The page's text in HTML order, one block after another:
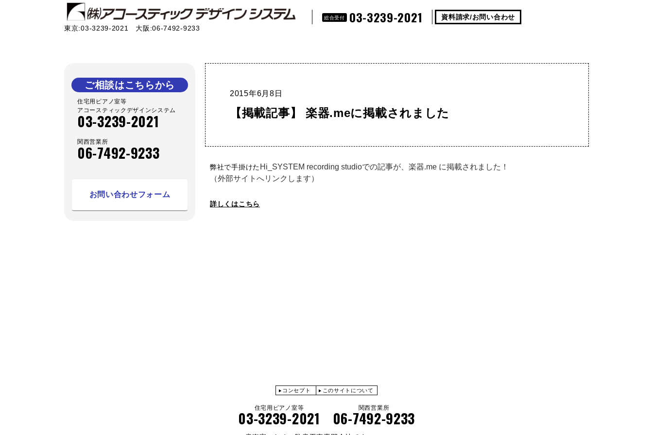
東京:03-3239-2021 大阪:06-7492-9233
総合受付 03-3239-2021 資料請求/お問い合わせ
ご相談はこちらから
住宅用ピアノ室等
アコースティックデザインシステム
03-3239-2021
関西営業所
06-7492-9233
お問い合わせフォーム
2015年6月8日
【掲載記事】 楽器.meに掲載されました
弊社で手掛けた Hi_SYSTEM recording studioでの記事が、楽器.me に掲載されました！
（外部サイトへリンクします）
詳しくはこちら
コンセプト このサイトについて
住宅用ピアノ室等
03-3239-2021
関西営業所
06-7492-9233